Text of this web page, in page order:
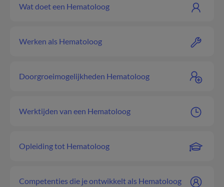
Wat doet een Hematoloog
Werken als Hematoloog
Doorgroeimogelijkheden Hematoloog
Werktijden van een Hematoloog
Opleiding tot Hematoloog
Competenties die je ontwikkelt als Hematoloog